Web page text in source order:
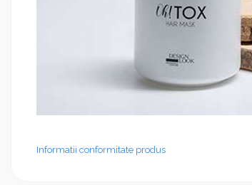
Informatii conformitate produs